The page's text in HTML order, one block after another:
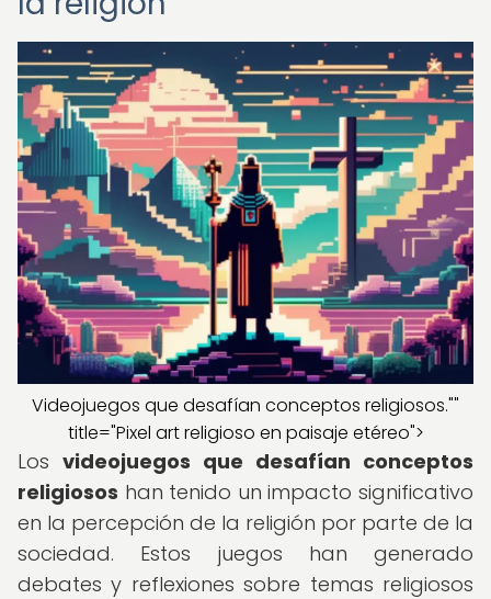
Videojuegos que desafían conceptos religiosos.""
title="Pixel art religioso en paisaje etéreo">
Los videojuegos que desafían conceptos
religiosos han tenido un impacto significativo
en la percepción de la religión por parte de la
sociedad. Estos juegos han generado
debates y reflexiones sobre temas religiosos